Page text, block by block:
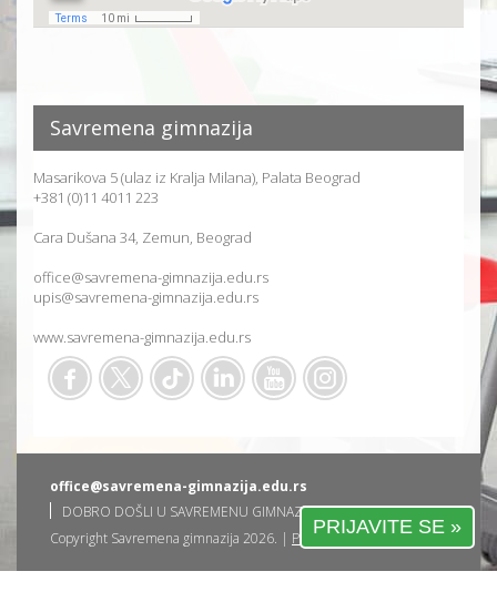
PRIJAVITE SE »
Savremena gimnazija
Masarikova 5 (ulaz iz Kralja Milana), Palata Beograd
+381 (0)11 4011 223
Cara Dušana 34, Zemun, Beograd
office@savremena-gimnazija.edu.rs
upis@savremena-gimnazija.edu.rs
www.savremena-gimnazija.edu.rs
office@savremena-gimnazija.edu.rs
DOBRO DOŠLI U SAVREMENU GIMNAZIJU
Copyright Savremena gimnazija 2026. | Privatnost korisnika